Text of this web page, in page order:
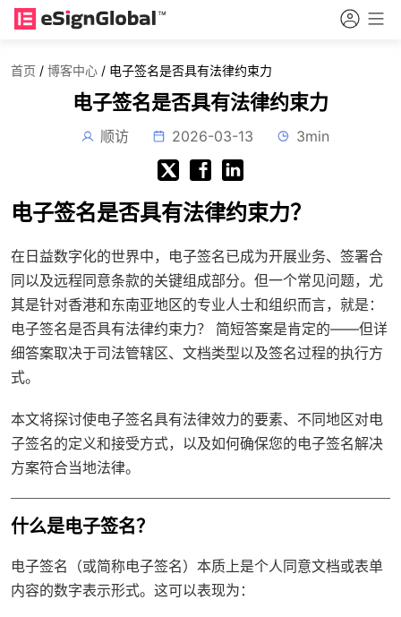
首页 / 博客中心 / 电子签名是否具有法律约束力
电子签名是否具有法律约束力
顺访 2026-03-13 3min
电子签名是否具有法律约束力？
在日益数字化的世界中，电子签名已成为开展业务、签署合
同以及远程同意条款的关键组成部分。但一个常见问题，尤
其是针对香港和东南亚地区的专业人士和组织而言，就是：
电子签名是否具有法律约束力？
简短答案是肯定的——但详
细答案取决于司法管辖区、文档类型以及签名过程的执行方
式。
本文将探讨使电子签名具有法律效力的要素、不同地区对电
子签名的定义和接受方式，以及如何确保您的电子签名解决
方案符合当地法律。
什么是电子签名？
电子签名（或简称电子签名）本质上是个人同意文档或表单
内容的数字表示形式。这可以表现为：